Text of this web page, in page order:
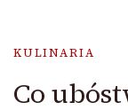
KULINARIA
Co